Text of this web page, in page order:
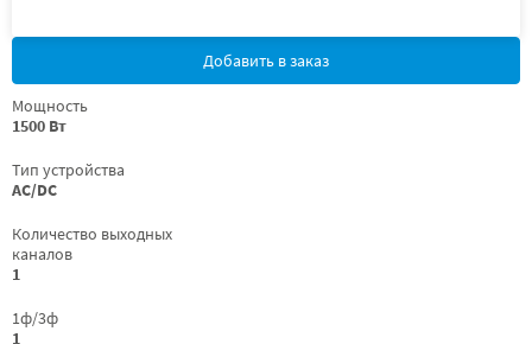
Добавить в заказ
Мощность
1500 Вт
Тип устройства
AC/DC
Количество выходных
каналов
1
1ф/3ф
1